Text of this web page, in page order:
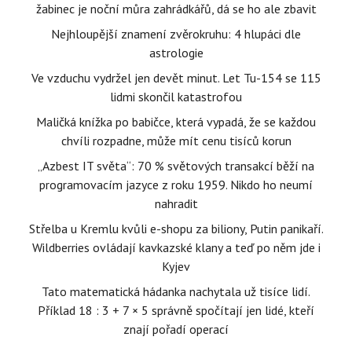
žabinec je noční můra zahrádkářů, dá se ho ale zbavit
Nejhloupější znamení zvěrokruhu: 4 hlupáci dle
astrologie
Ve vzduchu vydržel jen devět minut. Let Tu-154 se 115
lidmi skončil katastrofou
Maličká knížka po babičce, která vypadá, že se každou
chvíli rozpadne, může mít cenu tisíců korun
„Azbest IT světa“: 70 % světových transakcí běží na
programovacím jazyce z roku 1959. Nikdo ho neumí
nahradit
Střelba u Kremlu kvůli e-shopu za biliony, Putin panikaří.
Wildberries ovládají kavkazské klany a teď po něm jde i
Kyjev
Tato matematická hádanka nachytala už tisíce lidí.
Příklad 18 : 3 + 7 × 5 správně spočítají jen lidé, kteří
znají pořadí operací